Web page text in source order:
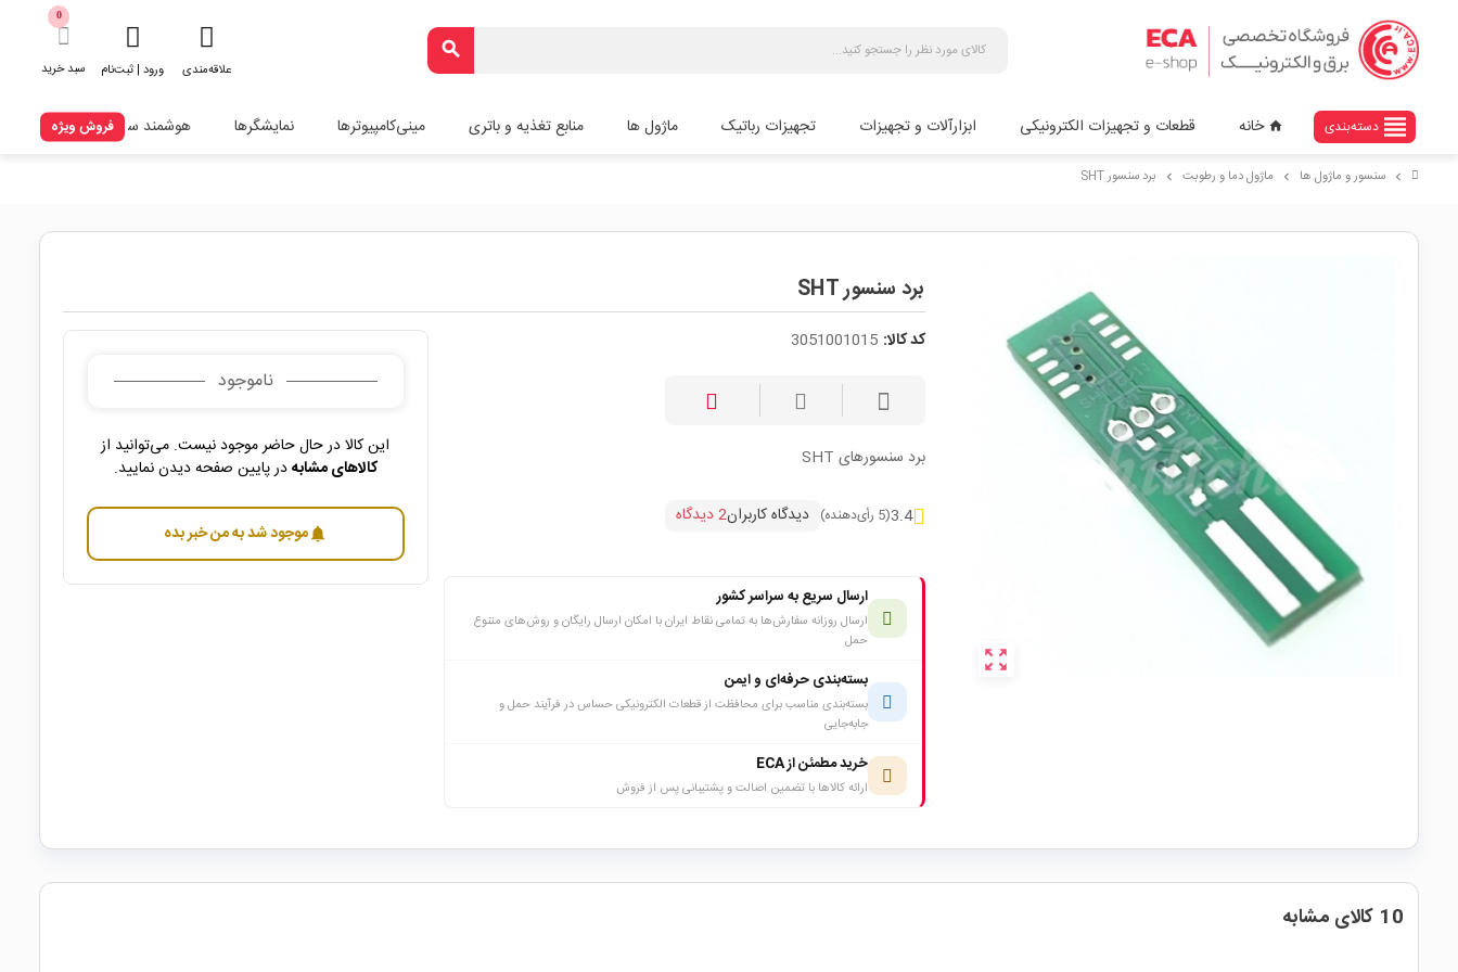
search
علاقه‌مندی ورود | ثبت‌نام
0
سبد خرید
view_headline دسته‌بندی home خانه قطعات و تجهیزات الکترونیکی ابزارآلات و تجهیزات تجهیزات رباتیک ماژول ها منابع تغذیه و باتری مینی‌کامپیوترها نمایشگرها هوشمند سازیفروش ویژه
chevron_right سنسور و ماژول ها chevron_right ماژول دما و رطوبت chevron_right برد سنسور SHT
zoom_out_map
برد سنسور SHT
کد کالا: 3051001015
برد سنسورهای SHT
3.4(5 رأی‌دهنده) دیدگاه کاربران2 دیدگاه
ارسال سریع به سراسر کشور
ارسال روزانه سفارش‌ها به تمامی نقاط ایران با امکان ارسال رایگان و روش‌های متنوع
حمل
بسته‌بندی حرفه‌ای و ایمن
بسته‌بندی مناسب برای محافظت از قطعات الکترونیکی حساس در فرآیند حمل و
جابه‌جایی
خرید مطمئن از ECA
ارائه کالاها با تضمین اصالت و پشتیبانی پس از فروش
ناموجود
این کالا در حال حاضر موجود نیست. می‌توانید از
کالاهای مشابهدر پایین صفحه دیدن نمایید.
notificationsموجود شد به من خبر بده
10 کالای مشابه